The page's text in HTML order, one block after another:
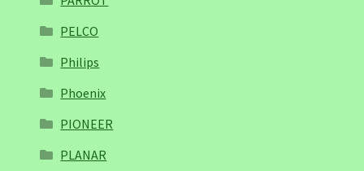
PELCO
Philips
Phoenix
PIONEER
PLANAR